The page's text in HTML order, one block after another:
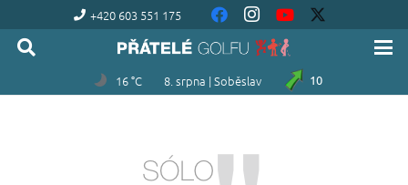
+420 603 551 175
16 °C 8. srpna | Soběslav 10